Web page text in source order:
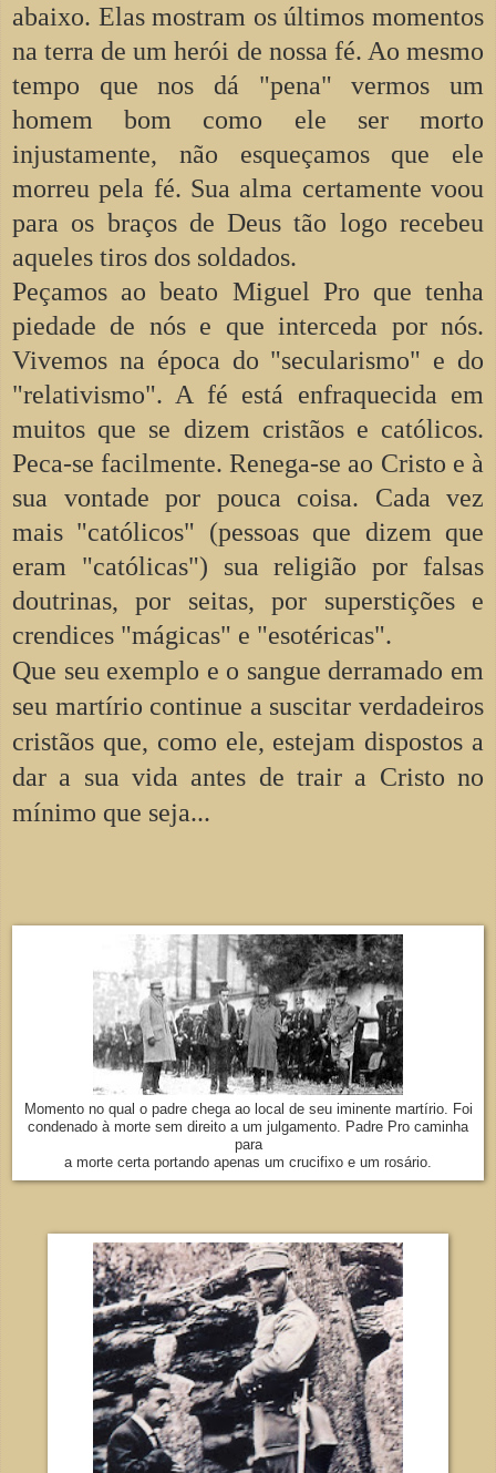
abaixo. Elas mostram os últimos momentos
na terra de um herói de nossa fé. Ao mesmo
tempo que nos dá "pena" vermos um
homem bom como ele ser morto
injustamente, não esqueçamos que ele
morreu pela fé. Sua alma certamente voou
para os braços de Deus tão logo recebeu
aqueles tiros dos soldados.
Peçamos ao beato Miguel Pro que tenha
piedade de nós e que interceda por nós.
Vivemos na época do "secularismo" e do
"relativismo". A fé está enfraquecida em
muitos que se dizem cristãos e católicos.
Peca-se facilmente. Renega-se ao Cristo e à
sua vontade por pouca coisa. Cada vez
mais "católicos" (pessoas que dizem que
eram "católicas") sua religião por falsas
doutrinas, por seitas, por superstições e
crendices "mágicas" e "esotéricas".
Que seu exemplo e o sangue derramado em
seu martírio continue a suscitar verdadeiros
cristãos que, como ele, estejam dispostos a
dar a sua vida antes de trair a Cristo no
mínimo que seja...
Momento no qual o padre chega ao local de seu iminente martírio. Foi
condenado à morte sem direito a um julgamento. Padre Pro caminha
para
a morte certa portando apenas um crucifixo e um rosário.